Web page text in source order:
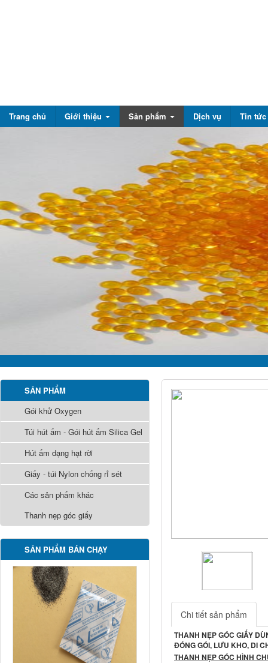
Trang chủ Giới thiệu Sản phẩm Dịch vụ Tin tức
SẢN PHẨM
Gói khử Oxygen
Túi hút ẩm - Gói hút ẩm Silica Gel
Hút ẩm dạng hạt rời
Giấy - túi Nylon chống rỉ sét
Các sản phẩm khác
Thanh nẹp góc giấy
SẢN PHẨM BÁN CHẠY
Chi tiết sản phẩm
THANH NẸP GÓC GIẤY
ĐÓNG GÓI, LƯU KHO, DI
THANH NẸP GÓC HÌNH